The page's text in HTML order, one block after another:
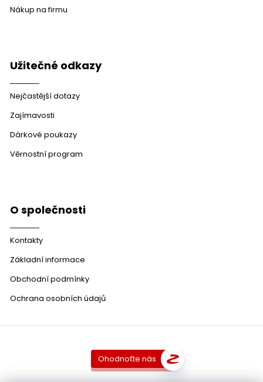
Nákup na firmu
Užitečné odkazy
Nejčastější dotazy
Zajímavosti
Dárkové poukazy
Věrnostní program
O společnosti
Kontakty
Základní informace
Obchodní podmínky
Ochrana osobních údajů
Ohodnoťte nás